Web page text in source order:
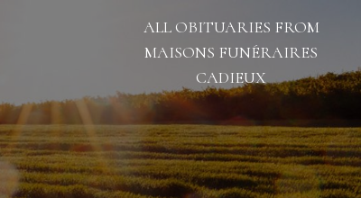
ALL OBITUARIES FROM
MAISONS FUNÉRAIRES
CADIEUX